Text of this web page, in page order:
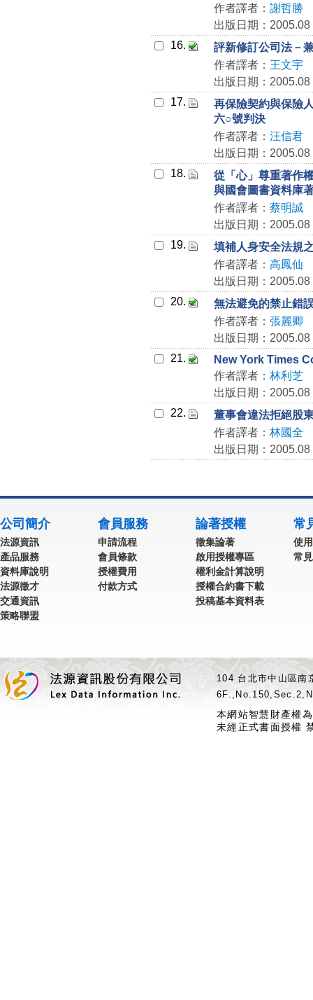
作者譯者： 謝哲勝
出版日期：2005.08
16.
評新修訂公司法－
作者譯者： 王文宇
出版日期：2005.08
17.
再保險契約與保險
六○號判決
作者譯者： 汪信君
出版日期：2005.08
18.
從「心」尊重著作
與國會圖書資料庫
作者譯者： 蔡明誠
出版日期：2005.08
19.
填補人身安全法規
作者譯者： 高鳳仙
出版日期：2005.08
20.
無法避免的禁止錯
作者譯者： 張麗卿
出版日期：2005.08
21.
New York Times
作者譯者： 林利芝
出版日期：2005.08
22.
董事會違法拒絕股
作者譯者： 林國全
出版日期：2005.08
公司簡介
法源資訊
產品服務
資料庫說明
法源徵才
交通資訊
策略聯盟
會員服務
申請流程
會員條款
授權費用
付款方式
論著授權
徵集論著
啟用授權專區
權利金計算說明
授權合約書下載
投稿基本資料表
常
使
常
104 台北市中山區
本網站智慧財產權
未經正式書面授權